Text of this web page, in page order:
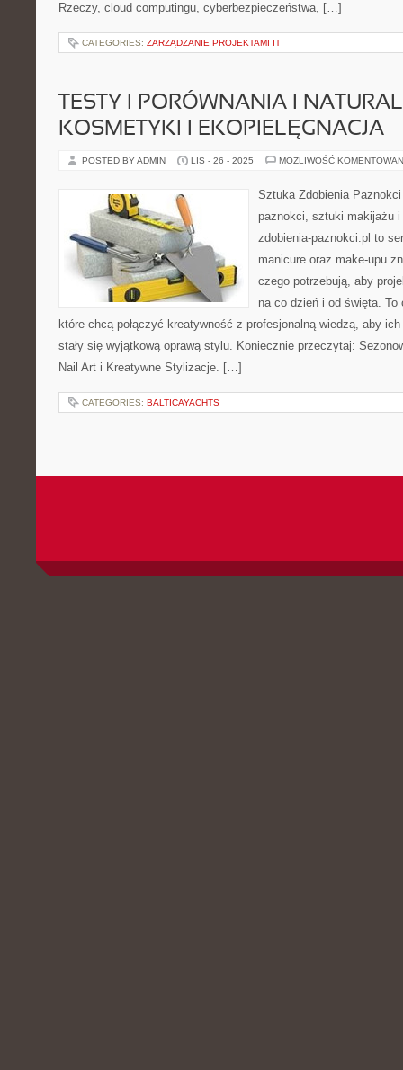
Rzeczy, cloud computingu, cyberbezpieczeństwa, […]
CATEGORIES: ZARZĄDZANIE PROJEKTAMI IT
TESTY I PORÓWNANIA I
KOSMETYKI I EKOPIELĘGNACJA
POSTED BY ADMIN LIS - 26 - 2025 MOŻLIWOŚĆ
Sztuka Zdobienia
paznokci, sztuki makijażu
zdobienia-paznokci.pl to
manicure oraz make-upu
czego potrzebują, aby
na co dzień i od święta.
które chcą połączyć kreatywność z profesjonalną wiedzą, aby
stały się wyjątkową oprawą stylu. Koniecznie przeczytaj:
Nail Art i Kreatywne Stylizacje. […]
CATEGORIES: BALTICAYACHTS